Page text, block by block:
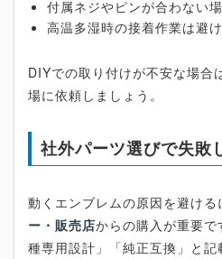
付属ネジやピンが合わない
高温多湿時の接着作業は避
DIYでの取り付けが不安な場合
場に依頼しましょう。
社外パーツ選びで失敗
動くエンブレムの原因を避ける
ー・販売店からの購入が重要
種専用設計」「純正互換」と